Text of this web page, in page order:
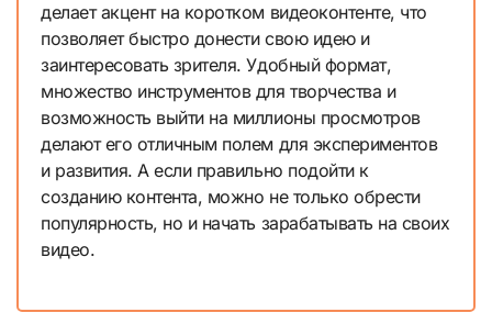
делает акцент на коротком видеоконтенте, что
позволяет быстро донести свою идею и
заинтересовать зрителя. Удобный формат,
множество инструментов для творчества и
возможность выйти на миллионы просмотров
делают его отличным полем для экспериментов
и развития. А если правильно подойти к
созданию контента, можно не только обрести
популярность, но и начать зарабатывать на своих
видео.